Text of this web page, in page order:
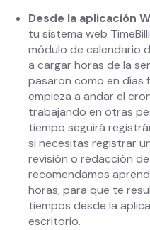
Desde la aplicación
tu sistema web
módulo de calendario
a cargar horas de la
pasaron como en días
empieza a andar el
trabajando en otras
tiempo seguirá
si necesitas registrar
revisión o redacción
recomendamos
horas, para que te
tiempos desde la
escritorio.